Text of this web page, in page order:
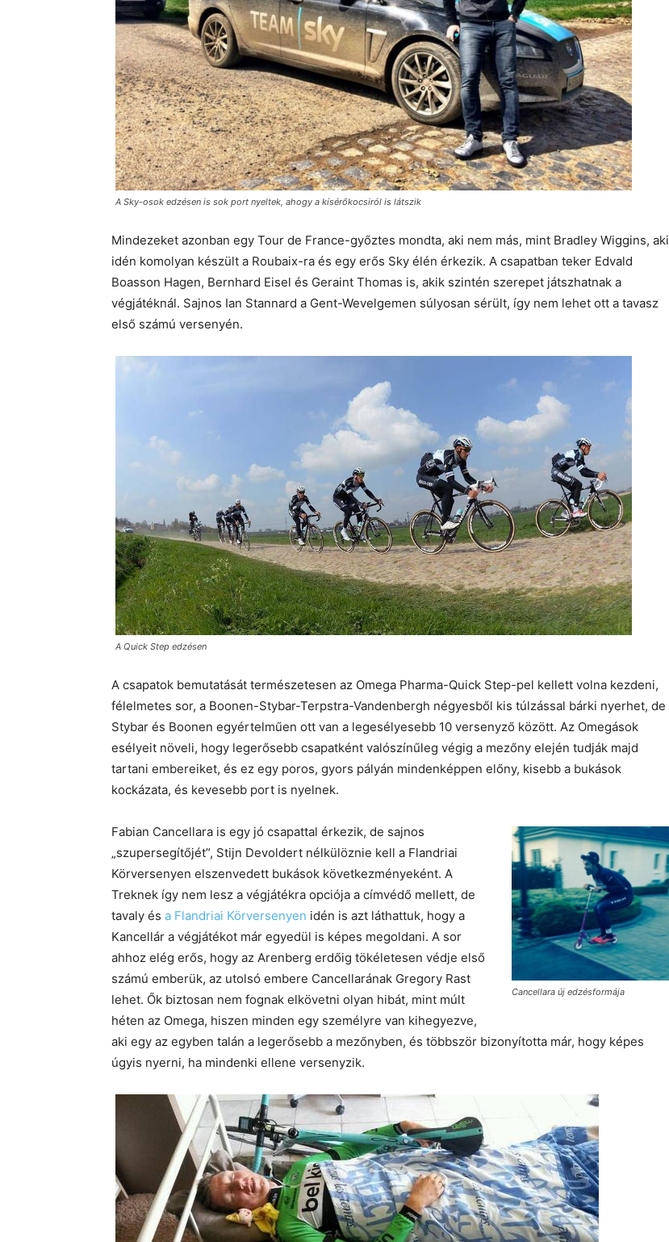
A Sky-osok edzésen is sok port nyeltek, ahogy a kísérőkocsiról is látszik
Mindezeket azonban egy Tour de France-győztes mondta, aki nem más, mint Bradley Wiggins, aki
idén komolyan készült a Roubaix-ra és egy erős Sky élén érkezik. A csapatban teker Edvald
Boasson Hagen, Bernhard Eisel és Geraint Thomas is, akik szintén szerepet játszhatnak a
végjátéknál. Sajnos Ian Stannard a Gent-Wevelgemen súlyosan sérült, így nem lehet ott a tavasz
első számú versenyén.
A Quick Step edzésen
A csapatok bemutatását természetesen az Omega Pharma-Quick Step-pel kellett volna kezdeni,
félelmetes sor, a Boonen-Stybar-Terpstra-Vandenbergh négyesből kis túlzással bárki nyerhet, de
Stybar és Boonen egyértelműen ott van a legesélyesebb 10 versenyző között. Az Omegások
esélyeit növeli, hogy legerősebb csapatként valószínűleg végig a mezőny elején tudják majd
tartani embereiket, és ez egy poros, gyors pályán mindenképpen előny, kisebb a bukások
kockázata, és kevesebb port is nyelnek.
Cancellara új edzésformája
Fabian Cancellara is egy jó csapattal érkezik, de sajnos
„szupersegítőjét”, Stijn Devoldert nélkülöznie kell a Flandriai
Körversenyen elszenvedett bukások következményeként. A
Treknek így nem lesz a végjátékra opciója a címvédő mellett, de
tavaly és a Flandriai Körversenyen idén is azt láthattuk, hogy a
Kancellár a végjátékot már egyedül is képes megoldani. A sor
ahhoz elég erős, hogy az Arenberg erdőig tökéletesen védje első
számú emberük, az utolsó embere Cancellarának Gregory Rast
lehet. Ők biztosan nem fognak elkövetni olyan hibát, mint múlt
héten az Omega, hiszen minden egy személyre van kihegyezve,
aki egy az egyben talán a legerősebb a mezőnyben, és többször bizonyította már, hogy képes
úgyis nyerni, ha mindenki ellene versenyzik.